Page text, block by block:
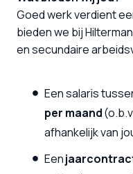
Goed werk verdient
bieden we bij
en secundaire
Een salaris
per maand
afhankelijk van
Een